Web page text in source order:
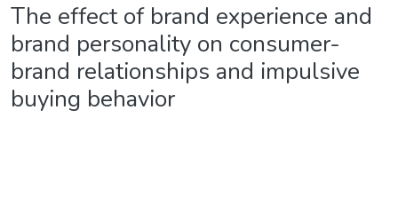
The effect of brand experience and
brand personality on consumer-
brand relationships and impulsive
buying behavior